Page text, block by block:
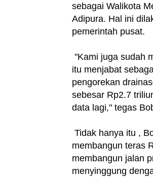
sebagai Walikota
Adipura. Hal ini
pemerintah pusat.
"Kami juga sudah
itu menjabat
pengorekan
sebesar Rp2.7
data lagi," tegas
Tidak hanya itu ,
membangun teras
membangun jalan
menyinggung